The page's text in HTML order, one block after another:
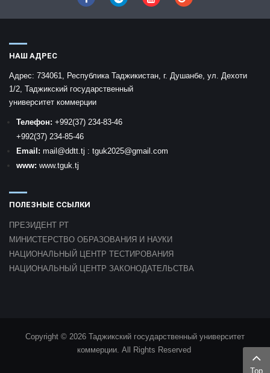
НАШ АДРЕС
Адрес: 734061, Республика Таджикистан, г. Душанбе, ул. Дехоти
1/2, Таджикский государственный
университет коммерции
Телефон: +992(37) 234-83-46
+992(37) 234-85-46
Email: mail @ddtt.tj : tguk2025@gmail.com
www: www.tguk.tj
ПОЛЕЗНЫЕ ССЫЛКИ
ПРЕЗИДЕНТ РТ
МИНИСТЕРСТВО ОБРАЗОВАНИЯ И НАУКИ
НАЦИОНАЛЬНЫЙ ЦЕНТР ТЕСТИРОВАНИЯ
НАЦИОНАЛЬНЫЙ ЦЕНТР ЗАКОНОДАТЕЛЬСТВА
Copyright © 2026 Таджикский государственный университет
коммерции. All Rights Reserved
Top